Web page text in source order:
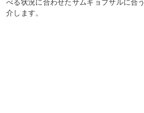
べる状況に合わせたサムギョプサルに合
介します。